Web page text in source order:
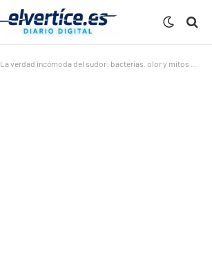
La verdad incómoda del sudor: bacterias. olor y mitos desmontados